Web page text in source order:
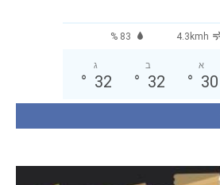
83 % 4.3kmh
א
30
°
ב
32
°
ג
32
°